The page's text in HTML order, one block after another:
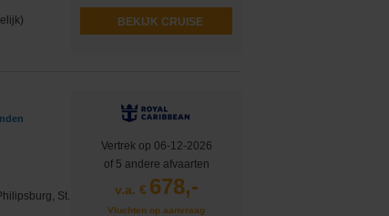
BEKIJK CRUISE
St.
Vertrek op 06-12-2026
of 5 andere afvaarten
v.a. € 678,-
Vluchten op aanvraag